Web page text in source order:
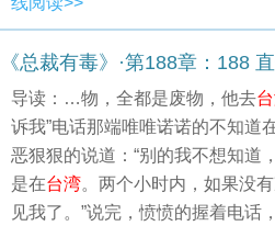
《总裁有毒》·第188章：188
导读：…物，全都是废物，他去
诉我”电话那端唯唯诺诺的不知道
恶狠狠的说道：“别的我不想知道
是在台湾。两个小时内，如果没
见我了。”说完，愤愤的握着电话